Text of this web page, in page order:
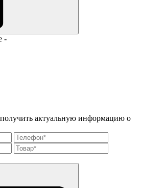
-
актуальную информацию о